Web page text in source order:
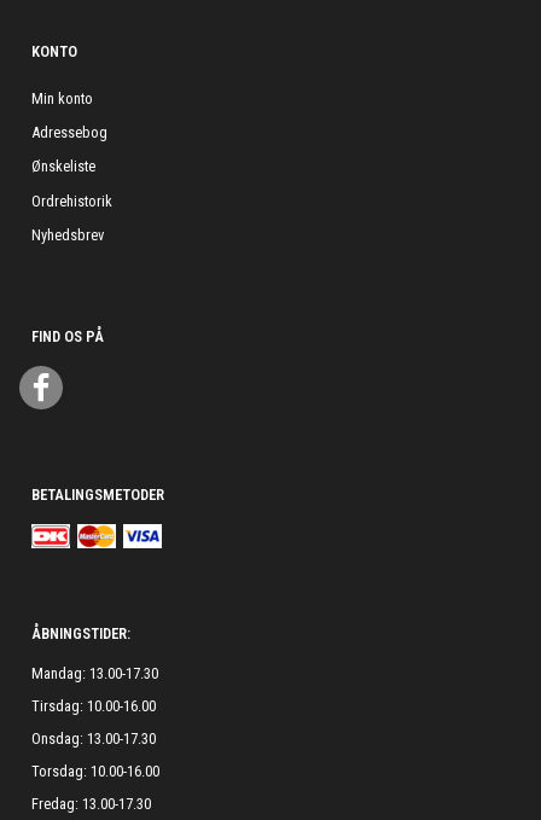
KONTO
Min konto
Adressebog
Ønskeliste
Ordrehistorik
Nyhedsbrev
FIND OS PÅ
BETALINGSMETODER
ÅBNINGSTIDER:
Mandag: 13.00-17.30
Tirsdag: 10.00-16.00
Onsdag: 13.00-17.30
Torsdag: 10.00-16.00
Fredag: 13.00-17.30